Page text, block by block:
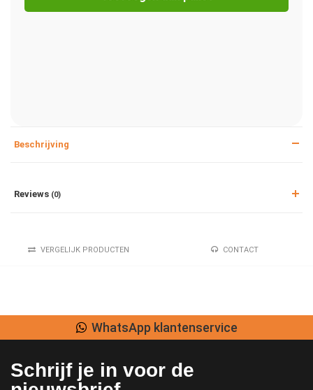
Beschrijving
Reviews (0)
VERGELIJK PRODUCTEN CONTACT
WhatsApp klantenservice
Schrijf je in voor de